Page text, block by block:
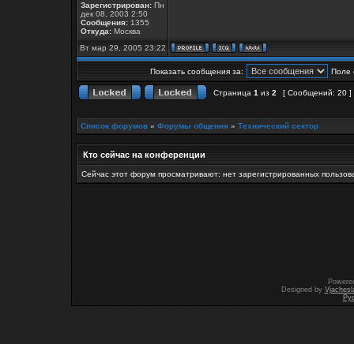
Зарегистрирован: Пн
дек 08, 2003 2:50
Сообщения: 1355
Откуда: Москва
Вт мар 29, 2005 23:22
Показать сообщения за: Поле
Страница 1 из 2 [ Сообщений: 20 ]
Список форумов » Форумы общения » Технический сектор
Кто сейчас на конференции
Сейчас этот форум просматривают: нет зарегистрированных
Designed by